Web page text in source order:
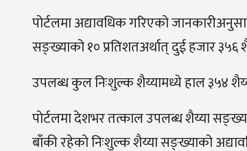
पोर्टलमा अद्यावधिक गरिएको
सङ्ख्याको १० प्रतिशतअर्थात् दुई हजार ३५६
उपलब्ध कुल निःशुल्क शैय्यामध्ये हाल ३५४
पोर्टलमा देशभर तत्काल उपलब्ध शैय्या
बाँकी रहेको निःशुल्क शैय्या सङ्ख्याको